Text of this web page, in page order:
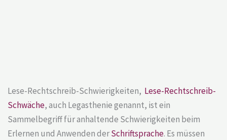
Lese-Rechtschreib-Schwierigkeiten, Lese-Rechtschreib-
Schwäche, auch Legasthenie genannt, ist ein
Sammelbegriff für anhaltende Schwierigkeiten beim
Erlernen und Anwenden derSchriftsprache. Es müssen